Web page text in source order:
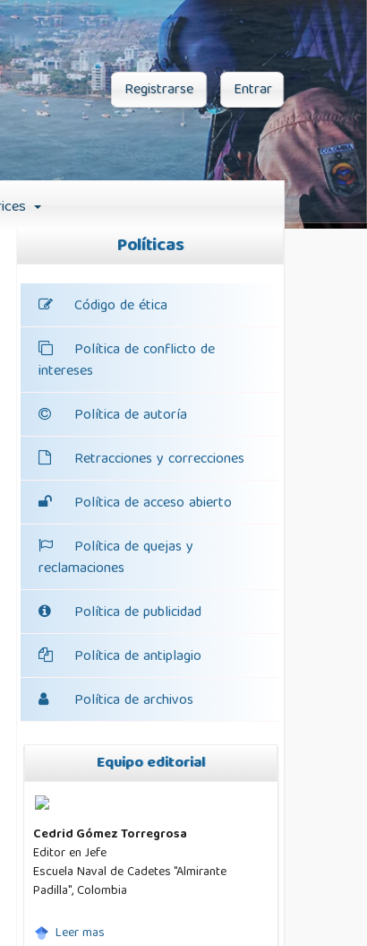
Registrarse Entrar
Políticas
Código de ética
Política de conflicto de
intereses
Política de autoría
Retracciones y correcciones
Política de acceso abierto
Política de quejas y
reclamaciones
Política de publicidad
Política de antiplagio
Política de archivos
Equipo editorial
Cedrid Gómez Torregrosa
Editor en Jefe
Escuela Naval de Cadetes "Almirante
Padilla", Colombia
Leer mas